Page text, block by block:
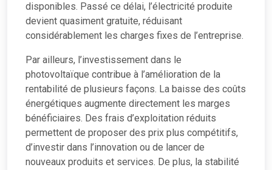
disponibles. Passé ce délai, l’électricité produite
devient quasiment gratuite, réduisant
considérablement les charges fixes de l’entreprise.
Par ailleurs, l’investissement dans le
photovoltaïque contribue à l’amélioration de la
rentabilité de plusieurs façons. La baisse des coûts
énergétiques augmente directement les marges
bénéficiaires. Des frais d’exploitation réduits
permettent de proposer des prix plus compétitifs,
d’investir dans l’innovation ou de lancer de
nouveaux produits et services. De plus, la stabilité